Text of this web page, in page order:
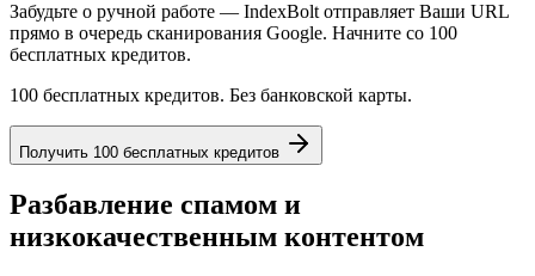
Забудьте о ручной работе — IndexBolt отправляет Ваши URL
прямо в очередь сканирования Google. Начните со 100
бесплатных кредитов.
100 бесплатных кредитов. Без банковской карты.
Получить 100 бесплатных кредитов
Разбавление спамом и
низкокачественным контентом